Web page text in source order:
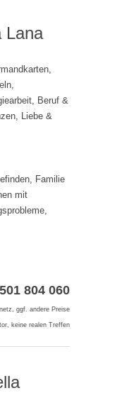
Lana
Beruf &
Liebe &
Familie
mit
804 060
ggf. andere Preise
keine realen Treffen